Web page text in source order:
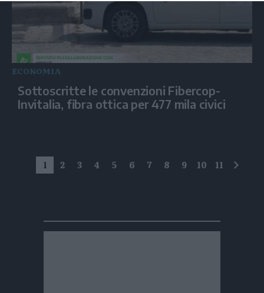
ECONOMIA
Sottoscritte le convenzioni Fibercop-
Invitalia, fibra ottica per 477 mila civici
1 2 3 4 5 6 7 8 9 10 11